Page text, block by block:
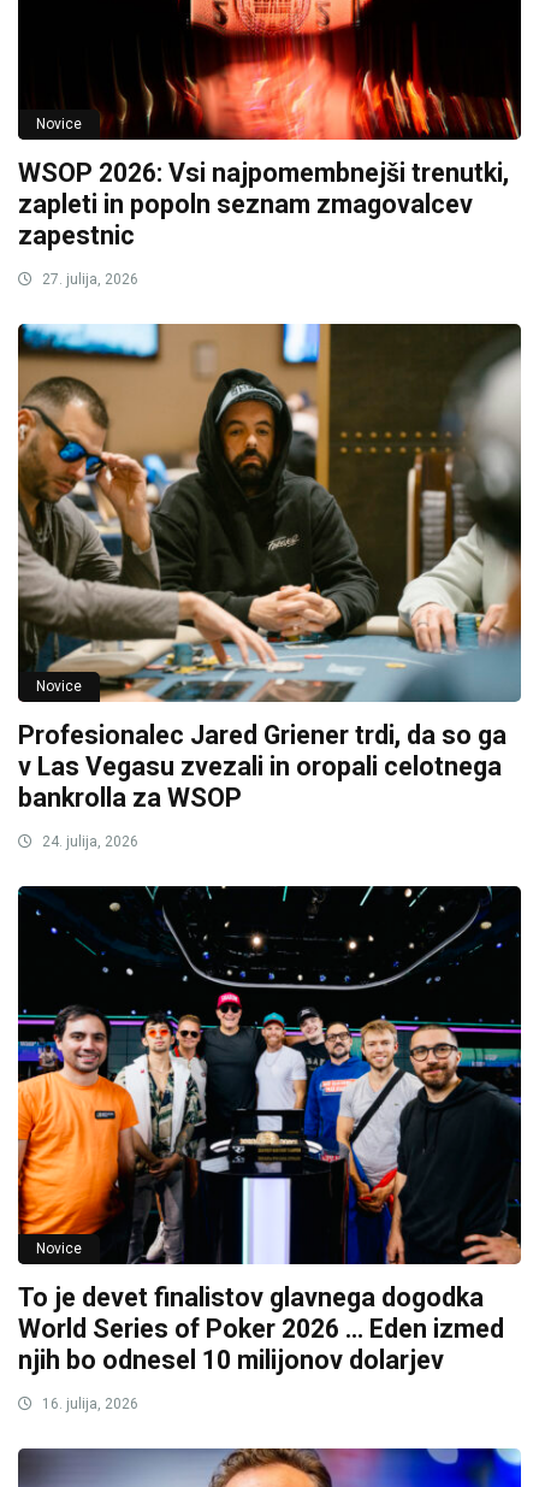
Novice
WSOP 2026: Vsi najpomembnejši trenutki,
zapleti in popoln seznam zmagovalcev
zapestnic
27. julija, 2026
Novice
Profesionalec Jared Griener trdi, da so ga
v Las Vegasu zvezali in oropali celotnega
bankrolla za WSOP
24. julija, 2026
Novice
To je devet finalistov glavnega dogodka
World Series of Poker 2026 … Eden izmed
njih bo odnesel 10 milijonov dolarjev
16. julija, 2026